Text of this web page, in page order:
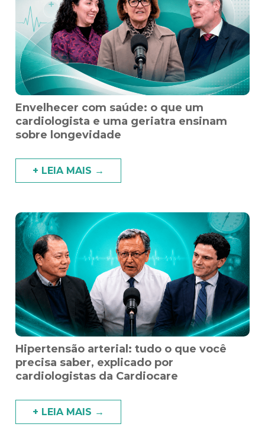
Envelhecer com saúde: o que um
cardiologista e uma geriatra ensinam
sobre longevidade
+ LEIA MAIS →
Hipertensão arterial: tudo o que você
precisa saber, explicado por
cardiologistas da Cardiocare
+ LEIA MAIS →